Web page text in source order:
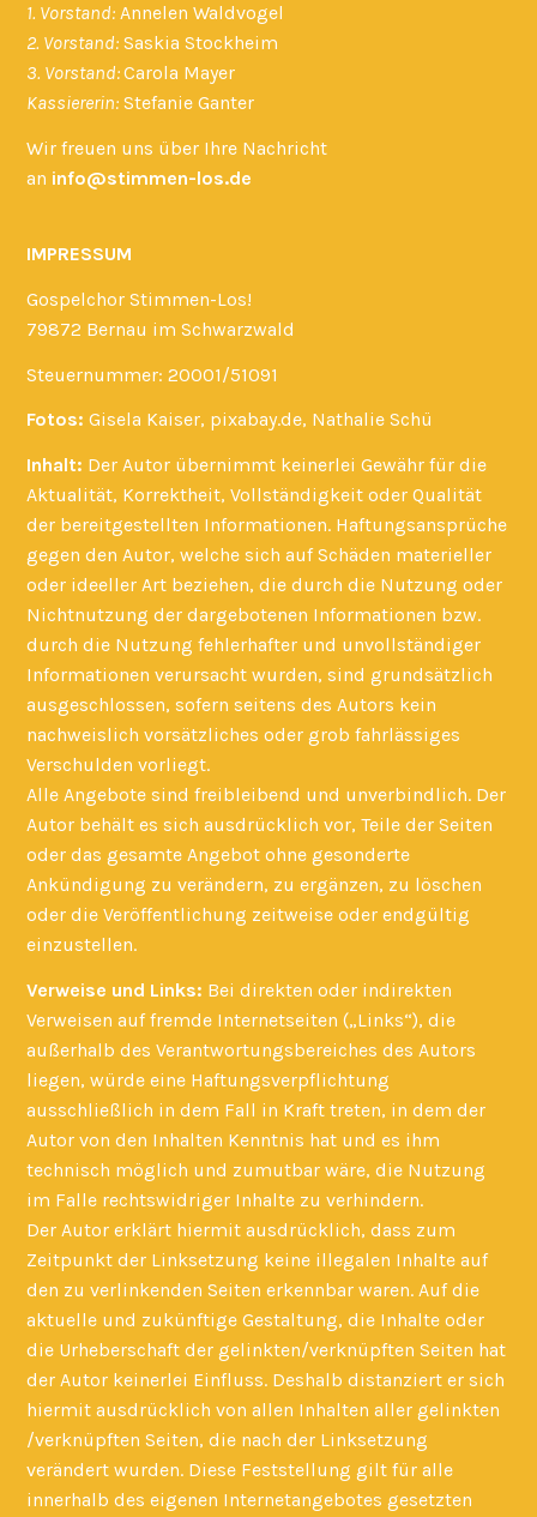
1. Vorstand: Annelen Waldvogel
2. Vorstand: Saskia Stockheim
3. Vorstand:Carola Mayer
Kassiererin: Stefanie Ganter
Wir freuen uns über Ihre Nachricht
an info@stimmen-los.de
IMPRESSUM
Gospelchor Stimmen-Los!
79872 Bernau im Schwarzwald
Steuernummer: 20001/51091
Fotos:Gisela Kaiser, pixabay.de, Nathalie Schü
Inhalt: Der Autor übernimmt keinerlei Gewähr für die
Aktualität, Korrektheit, Vollständigkeit oder Qualität
der bereitgestellten Informationen. Haftungsansprüche
gegen den Autor, welche sich auf Schäden materieller
oder ideeller Art beziehen, die durch die Nutzung oder
Nichtnutzung der dargebotenen Informationen bzw.
durch die Nutzung fehlerhafter und unvollständiger
Informationen verursacht wurden, sind grundsätzlich
ausgeschlossen, sofern seitens des Autors kein
nachweislich vorsätzliches oder grob fahrlässiges
Verschulden vorliegt.
Alle Angebote sind freibleibend und unverbindlich. Der
Autor behält es sich ausdrücklich vor, Teile der Seiten
oder das gesamte Angebot ohne gesonderte
Ankündigung zu verändern, zu ergänzen, zu löschen
oder die Veröffentlichung zeitweise oder endgültig
einzustellen.
Verweise und Links: Bei direkten oder indirekten
Verweisen auf fremde Internetseiten („Links“), die
außerhalb des Verantwortungsbereiches des Autors
liegen, würde eine Haftungsverpflichtung
ausschließlich in dem Fall in Kraft treten, in dem der
Autor von den Inhalten Kenntnis hat und es ihm
technisch möglich und zumutbar wäre, die Nutzung
im Falle rechtswidriger Inhalte zu verhindern.
Der Autor erklärt hiermit ausdrücklich, dass zum
Zeitpunkt der Linksetzung keine illegalen Inhalte auf
den zu verlinkenden Seiten erkennbar waren. Auf die
aktuelle und zukünftige Gestaltung, die Inhalte oder
die Urheberschaft der gelinkten/verknüpften Seiten hat
der Autor keinerlei Einfluss. Deshalb distanziert er sich
hiermit ausdrücklich von allen Inhalten aller gelinkten
/verknüpften Seiten, die nach der Linksetzung
verändert wurden. Diese Feststellung gilt für alle
innerhalb des eigenen Internetangebotes gesetzten